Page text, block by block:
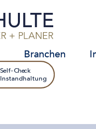
Branchen
Self-Check
Instandhaltung
Self-Check
Instandhaltung